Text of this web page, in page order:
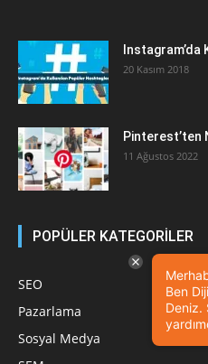
20 Kasım 2018
Pinterest’ten
11 Ağustos 2022
POPÜLER KATEGORİLER
SEO
Pazarlama
Sosyal Medya
Ben
Deniz.